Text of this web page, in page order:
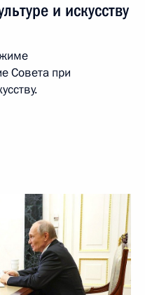
и искусству
Совета при